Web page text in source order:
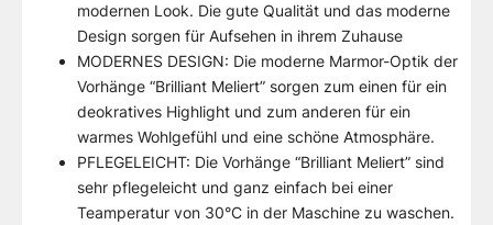
modernen Look. Die gute Qualität und das moderne
Design sorgen für Aufsehen in ihrem Zuhause
MODERNES DESIGN: Die moderne Marmor-Optik der
Vorhänge “Brilliant Meliert” sorgen zum einen für ein
deokratives Highlight und zum anderen für ein
warmes Wohlgefühl und eine schöne Atmosphäre.
PFLEGELEICHT: Die Vorhänge “Brilliant Meliert” sind
sehr pflegeleicht und ganz einfach bei einer
Teamperatur von 30°C in der Maschine zu waschen.